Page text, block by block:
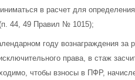
в расчет для
44, 49 Правил № 1015);
году вознаграждения за
права, в стаж
чтобы взносы в ПФР,